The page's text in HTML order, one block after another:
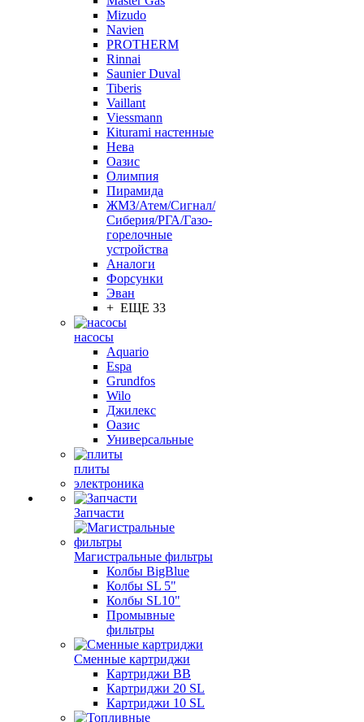
Mizudo
Navien
PROTHERM
Rinnai
Saunier Duval
Tiberis
Vaillant
Viessmann
Кiturami настенные
Нева
Оазис
Олимпия
Пирамида
ЖМЗ/Атем/Сигнал/
Сиберия/РГА/Газо-
горелочные
устройства
Aналоги
Форсунки
Эван
+ ЕЩЕ 33
насосы
Aquario
Espa
Grundfos
Wilo
Джилекс
Оазис
Универсальные
плиты
электроника
Запчасти
Магистральные фильтры
Колбы BigBlue
Колбы SL 5"
Колбы SL10"
Промывные
фильтры
Сменные картриджи
Картриджи BB
Картриджи 20 SL
Картриджи 10 SL